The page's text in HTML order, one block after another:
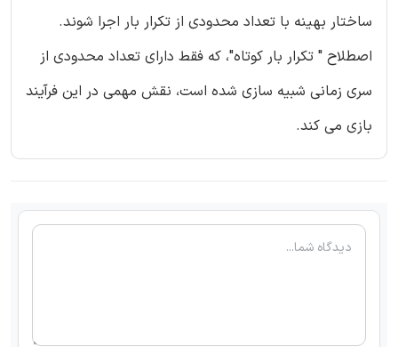
ساختار بهینه با تعداد محدودی از تکرار بار اجرا شوند.
اصطلاح " تکرار بار کوتاه"، که فقط دارای تعداد محدودی از
سری زمانی شبیه سازی شده است، نقش مهمی در این فرآیند
بازی می کند.